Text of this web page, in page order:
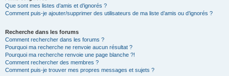
Que sont mes listes d’amis et d’ignorés ?
Comment puis-je ajouter/supprimer des utilisateurs de ma liste d’amis ou d’ignorés ?
Recherche dans les forums
Comment rechercher dans les forums ?
Pourquoi ma recherche ne renvoie aucun résultat ?
Pourquoi ma recherche renvoie une page blanche ?!
Comment rechercher des membres ?
Comment puis-je trouver mes propres messages et sujets ?